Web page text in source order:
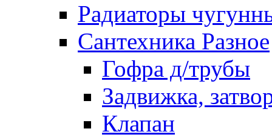
Радиаторы
Сантехника Разное
Гофра д/трубы
Задвижка,
Клапан